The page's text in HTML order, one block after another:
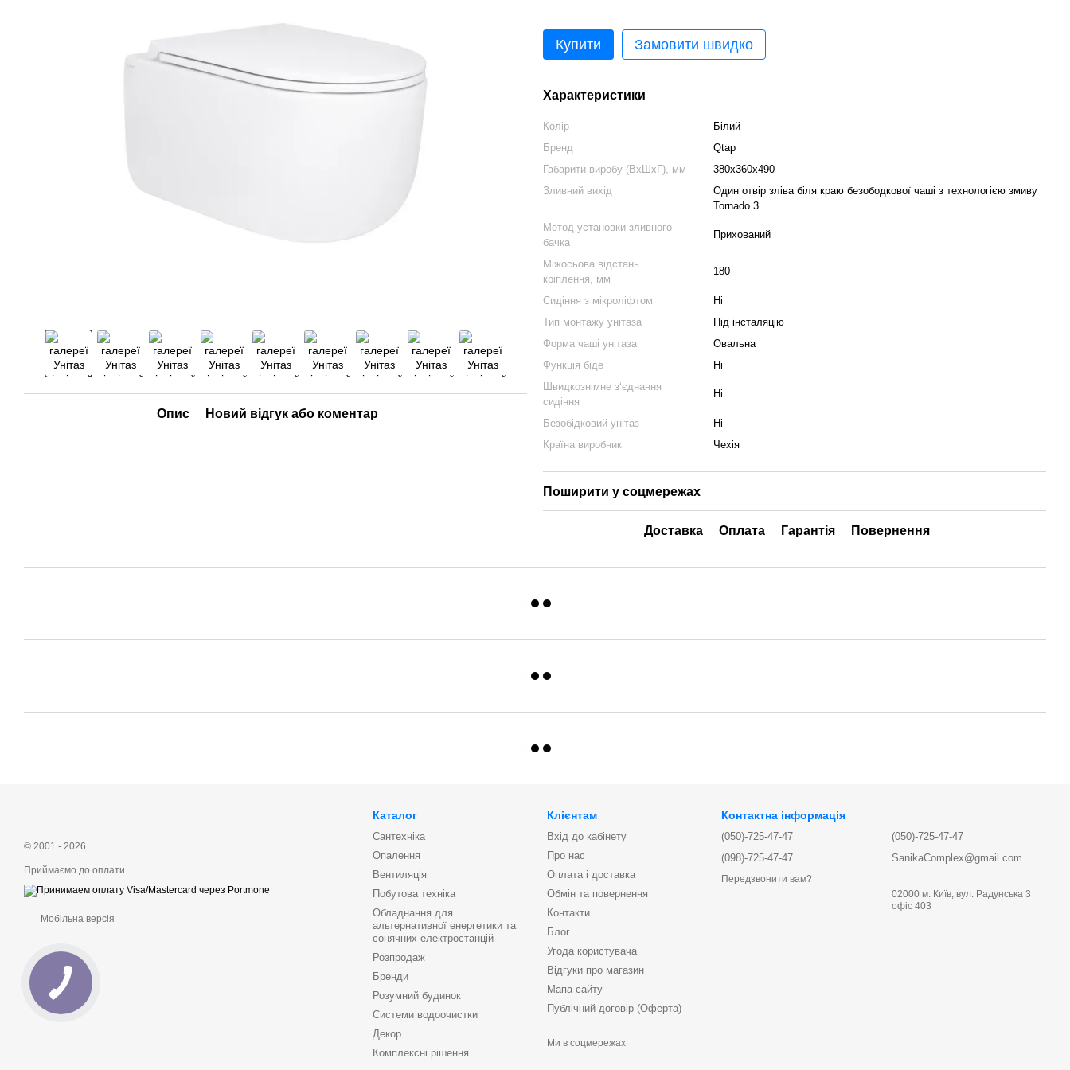
Опис Новий відгук або коментар
Купити Замовити швидко
Характеристики
Колір
Білий
Бренд
Qtap
Габарити виробу (ВхШхГ), мм
380х360х490
Зливний вихід
Один отвір зліва біля краю безободкової чаші з технологією змиву
Tornado 3
Метод установки зливного
бачка
Прихований
Міжосьова відстань
кріплення, мм
180
Сидіння з мікроліфтом
Ні
Тип монтажу унітаза
Під інсталяцію
Форма чаші унітаза
Овальна
Функція біде
Ні
Швидкознімне з‘єднання
сидіння
Ні
Безобідковий унітаз
Ні
Країна виробник
Чехія
Поширити у соцмережах
Доставка Оплата Гарантія Повернення
© 2001 - 2026
Приймаємо до оплати
Мобільна версія
Каталог
Сантехніка
Опалення
Вентиляція
Побутова техніка
Обладнання для
альтернативної енергетики та
сонячних електростанцій
Розпродаж
Бренди
Розумний будинок
Системи водоочистки
Декор
Комплексні рішення
Клієнтам
Вхід до кабінету
Про нас
Оплата і доставка
Обмін та повернення
Контакти
Блог
Угода користувача
Відгуки про магазин
Мапа сайту
Публічний договір (Оферта)
Ми в соцмережах
Контактна інформація
(050)-725-47-47
(098)-725-47-47
Передзвонити вам?
(050)-725-47-47
SanikaComplex@gmail.com
02000 м. Київ, вул. Радунська 3
офіс 403